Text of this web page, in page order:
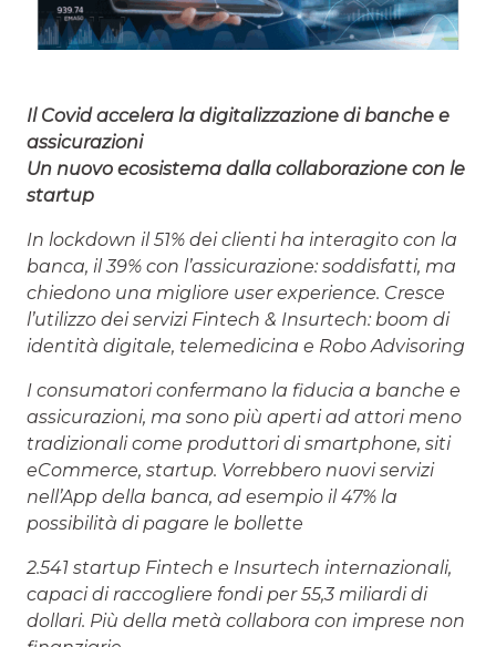
Il Covid accelera la digitalizzazione di banche e
assicurazioni
Un nuovo ecosistema dalla collaborazione con le
startup
In lockdown il 51% dei clienti ha interagito con la
banca, il 39% con l’assicurazione: soddisfatti, ma
chiedono una migliore user experience. Cresce
l’utilizzo dei servizi Fintech & Insurtech: boom di
identità digitale, telemedicina e Robo Advisoring
I consumatori confermano la fiducia a banche e
assicurazioni, ma sono più aperti ad attori meno
tradizionali come produttori di smartphone, siti
eCommerce, startup. Vorrebbero nuovi servizi
nell’App della banca, ad esempio il 47% la
possibilità di pagare le bollette
2.541 startup Fintech e Insurtech internazionali,
capaci di raccogliere fondi per 55,3 miliardi di
dollari. Più della metà collabora con imprese non